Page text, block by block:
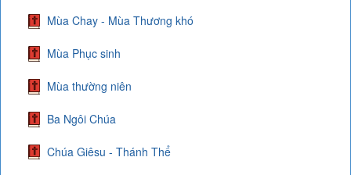
Mùa Chay - Mùa Thương khó
Mùa Phục sinh
Mùa thường niên
Ba Ngôi Chúa
Chúa Giêsu - Thánh Thể